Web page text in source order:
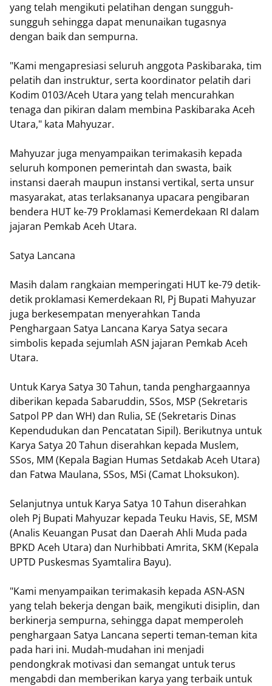
yang telah mengikuti pelatihan dengan sungguh-
sungguh sehingga dapat menunaikan tugasnya
dengan baik dan sempurna.
"Kami mengapresiasi seluruh anggota Paskibaraka, tim
pelatih dan instruktur, serta koordinator pelatih dari
Kodim 0103/Aceh Utara yang telah mencurahkan
tenaga dan pikiran dalam membina Paskibaraka Aceh
Utara," kata Mahyuzar.
Mahyuzar juga menyampaikan terimakasih kepada
seluruh komponen pemerintah dan swasta, baik
instansi daerah maupun instansi vertikal, serta unsur
masyarakat, atas terlaksananya upacara pengibaran
bendera HUT ke-79 Proklamasi Kemerdekaan RI dalam
jajaran Pemkab Aceh Utara.
Satya Lancana
Masih dalam rangkaian memperingati HUT ke-79 detik-
detik proklamasi Kemerdekaan RI, Pj Bupati Mahyuzar
juga berkesempatan menyerahkan Tanda
Penghargaan Satya Lancana Karya Satya secara
simbolis kepada sejumlah ASN jajaran Pemkab Aceh
Utara.
Untuk Karya Satya 30 Tahun, tanda penghargaannya
diberikan kepada Sabaruddin, SSos, MSP (Sekretaris
Satpol PP dan WH) dan Rulia, SE (Sekretaris Dinas
Kependudukan dan Pencatatan Sipil). Berikutnya untuk
Karya Satya 20 Tahun diserahkan kepada Muslem,
SSos, MM (Kepala Bagian Humas Setdakab Aceh Utara)
dan Fatwa Maulana, SSos, MSi (Camat Lhoksukon).
Selanjutnya untuk Karya Satya 10 Tahun diserahkan
oleh Pj Bupati Mahyuzar kepada Teuku Havis, SE, MSM
(Analis Keuangan Pusat dan Daerah Ahli Muda pada
BPKD Aceh Utara) dan Nurhibbati Amrita, SKM (Kepala
UPTD Puskesmas Syamtalira Bayu).
"Kami menyampaikan terimakasih kepada ASN-ASN
yang telah bekerja dengan baik, mengikuti disiplin, dan
berkinerja sempurna, sehingga dapat memperoleh
penghargaan Satya Lancana seperti teman-teman kita
pada hari ini. Mudah-mudahan ini menjadi
pendongkrak motivasi dan semangat untuk terus
mengabdi dan memberikan karya yang terbaik untuk